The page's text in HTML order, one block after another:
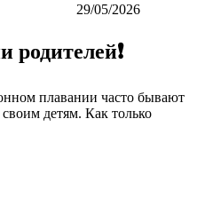
29/05/2026
плавании часто бывают
детям. Как только